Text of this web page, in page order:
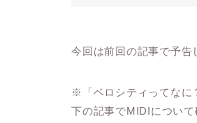
今回は前回の記事で予告
※「ベロシティってなに
下の記事でMIDIについ